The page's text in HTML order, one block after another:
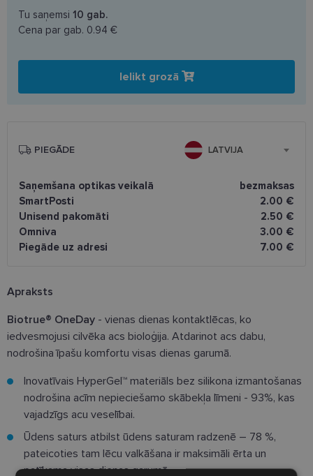
Apraksts
Biotrue® OneDay - vienas dienas kontaktlēcas, ko
iedvesmojusi cilvēka acs bioloģija. Atdarinot acs dabu,
nodrošina īpašu komfortu visas dienas garumā.
Inovatīvais HyperGel™ materiāls bez silikona izmantošanas
nodrošina acīm nepieciešamo skābekļa līmeni - 93%, kas
vajadzīgs acu veselībai.
Ūdens saturs atbilst ūdens saturam radzenē – 78 %,
pateicoties tam lēcu valkāšana ir maksimāli ērta un
patīkama visas dienas garumā.
Tu saņemsi 10 gab.
Cena par gab. 0.94 €
Ielikt grozā
PIEGĀDE LATVIJA
Saņemšana optikas veikalā
bezmaksas
SmartPosti
2.00 €
Unisend pakomāti
2.50 €
Omniva
3.00 €
Piegāde uz adresi
7.00 €